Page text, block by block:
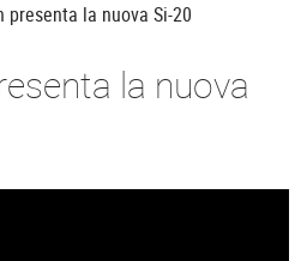
presenta la nuova Si-20
la nuova